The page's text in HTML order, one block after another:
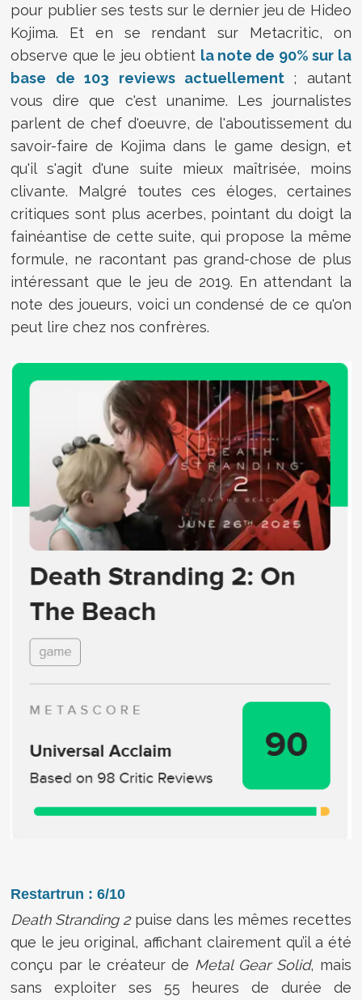
pour publier ses tests sur le dernier jeu de Hideo
Kojima. Et en se rendant sur Metacritic, on
observe que le jeu obtient la note de 90% sur la
base de 103 reviews actuellement; autant
vous dire que c'est unanime. Les journalistes
parlent de chef d'oeuvre, de l'aboutissement du
savoir-faire de Kojima dans le game design, et
qu'il s'agit d'une suite mieux maîtrisée, moins
clivante. Malgré toutes ces éloges, certaines
critiques sont plus acerbes, pointant du doigt la
fainéantise de cette suite, qui propose la même
formule, ne racontant pas grand-chose de plus
intéressant que le jeu de 2019. En attendant la
note des joueurs, voici un condensé de ce qu'on
peut lire chez nos confrères.
Restartrun : 6/10
Death Stranding 2puise dans les mêmes recettes
que le jeu original, affichant clairement qu’il a été
conçu par le créateur de Metal Gear Solid, mais
sans exploiter ses 55 heures de durée de